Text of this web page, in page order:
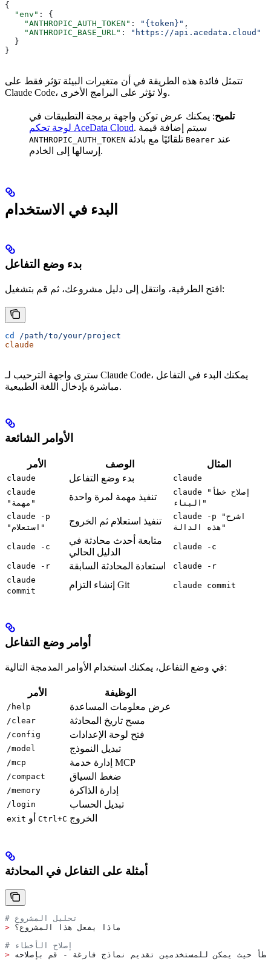
{
  "env"
: {
    "ANTHROPIC_AUTH_TOKEN"
: "{token}" ,
    "ANTHROPIC_BASE_URL"
:
"https://api.acedata.cloud"
  }
}
تتمثل فائدة هذه الطريقة في أن متغيرات البيئة تؤثر فقط على
Claude Code، ولا تؤثر على البرامج الأخرى.
تلميح: يمكنك عرض توكن واجهة برمجة التطبيقات في
لوحة تحكم AceData Cloud . سيتم إضافة قيمة
ANTHROPIC_AUTH_TOKEN Bearer
إرسالها إلى الخادم.
البدء في الاستخدام
بدء وضع التفاعل
افتح الطرفية، وانتقل إلى دليل مشروعك، ثم قم بتشغيل:
cd
/path/to/your/project
claude
سترى واجهة الترحيب لـ Claude Code، يمكنك البدء في التفاعل
مباشرة بإدخال اللغة الطبيعية.
الأوامر الشائعة
الأمر الوصف المثال
claude بدء وضع التفاعل
claude
claude
"مهمة"
تنفيذ مهمة لمرة واحدة
claude "إصلاح خطأ
البناء"
claude -p
"استعلام"
تنفيذ استعلام ثم الخروج
claude -p "اشرح
هذه الدالة"
claude -c
متابعة أحدث محادثة في
الدليل الحالي
claude -c
claude -r استعادة المحادثة السابقة
claude -r
claude
commit
إنشاء التزام Git claude commit
أوامر وضع التفاعل
في وضع التفاعل، يمكنك استخدام الأوامر المدمجة التالية:
الأمر الوظيفة
/help عرض معلومات المساعدة
/clear مسح تاريخ المحادثة
/config فتح لوحة الإعدادات
/model تبديل النموذج
/mcp إدارة خدمة MCP
/compact ضغط السياق
/memory إدارة الذاكرة
/login تبديل الحساب
exit Ctrl+C الخروج
أمثلة على التفاعل في المحادثة
# تحليل المشروع
> ماذا يفعل هذا المشروع؟
# إصلاح الأخطاء
> حيث يمكن للمستخدمين تقديم نماذج فارغة - قم بإصلاحه